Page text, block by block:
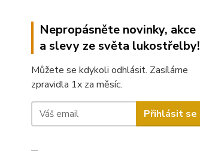
Nepropásněte novinky, akce
a slevy ze světa lukostřelby!
Můžete se kdykoli odhlásit. Zasíláme
zpravidla 1x za měsíc.
Přihlásit se